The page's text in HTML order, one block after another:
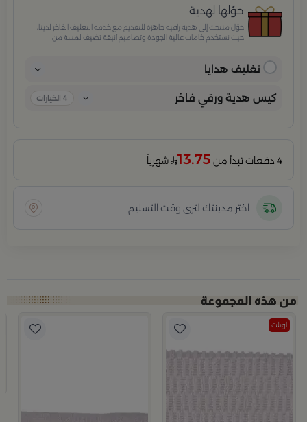
حوّلها لهدية
حوّل منتجك إلى هدية راقية جاهزة للتقديم مع خدمة التغليف الفاخر لدينا،
حيث نستخدم خامات عالية الجودة وتصاميم أنيقة تضيف لمسة من
تغليف هدايا
كيس هدية ورقي فاخر 4 الخيارات
4 دفعات تبدأ من 13.75 شهرياً
اختر مدينتك لترى وقت التسليم
اوتلت